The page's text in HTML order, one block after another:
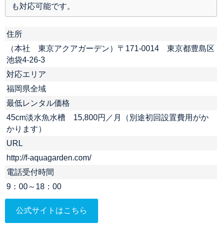
も対応可能です。
住所
（本社 東京アクアガーデン）〒171-0014 東京都豊島区
池袋4-26-3
対応エリア
福岡県全域
最低レンタル価格
45cm淡水魚水槽 15,800円／月（別途初回設置費用がか
かります）
URL
http://f-aquagarden.com/
電話受付時間
9：00～18：00
公式サイトはこちら